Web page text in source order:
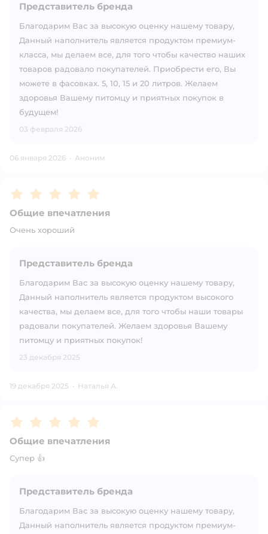
Представитель бренда
Благодарим Вас за высокую оценку нашему товару,
Данный наполнитель является продуктом премиум-
класса, мы делаем все, для того чтобы качество наших
товаров радовало покупателей. Приобрести его, Вы
можете в фасовках. 5, 10, 15 и 20 литров. Желаем
здоровья Вашему питомцу и приятных покупок в
будущем!
03 февраля 2026
06 января 2026 · Аноним
Рейтинг:5
Общие впечатления
Очень хороший
Представитель бренда
Благодарим Вас за высокую оценку нашему товару,
Данный наполнитель является продуктом высокого
качества, мы делаем все, для того чтобы наши товары
радовали покупателей. Желаем здоровья Вашему
питомцу и приятных покупок!
23 декабря 2025
19 декабря 2025 · Наталья А.
Рейтинг:5
Общие впечатления
Супер 👍
Представитель бренда
Благодарим Вас за высокую оценку нашему товару,
Данный наполнитель является продуктом премиум-